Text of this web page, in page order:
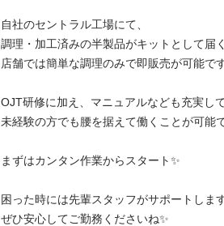
自社のセントラル工場にて、
調理・加工済みの半製品がキットとして届
店舗では簡単な調理のみで即販売が可能で
OJT研修に加え、マニュアルなども充実して
未経験の方でも腰を据えて働くことが可能
まずはカンタン作業からスタート✨
困った時には先輩スタッフがサポートしま
ぜひ安心してご勤務くださいね✨